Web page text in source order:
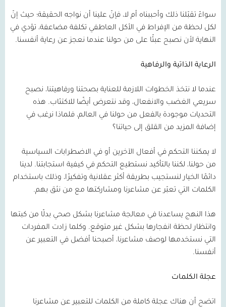
سواءً تقبّلنا ذلك وأحببناه أم لا، فإنّ علينا أن نواجه الحقيقة؛ حيث إنّ
لكل لحظة من الإفراط في الأكل العاطفي تكلفة مضاعفة، تؤدي في
النهاية لأن نصبح عبئًا على من حولنا عندما نعجز عن رعاية أنفسنا.
الرعاية الذاتية والرفاهية
عندما لا نتخذ الخطوات اللازمة للعناية بصحتنا ورفاهيتنا، نصبح
سريعي الغضب والانفعال، وقد نتعرض أيضًا للاكتئاب. هذه
التحديات موجودة بالفعل من حولنا في العالم، فلماذا نرغب في
إضافة المزيد من القلق إلى حياتنا؟
لا يمكننا التحكم في أفعال الآخرين أو في الاضطرابات السياسية
من حولنا، لكننا بالتأكيد نستطيع التحكم في كيفية استجابتنا. لدينا
دائمًا الخيار لنستجيب بطريقة أكثر عقلانية وتفكيرًا، وذلك باستخدام
الكلمات التي تعبّر عن مشاعرنا ومشاركتها مع من نثق بهم.
هذا النهج يساعدنا في معالجة مشاعرنا بشكل صحي بدلًا من كبتها
وانتظار لحظة انفجارها بشكل غير متوقع. وكلما زادت المفردات
التي نستخدمها لوصف مشاعرنا، أصبحنا أفضل في التعبير عن
أنفسنا.
عجلة الكلمات
اتضح أن هناك عجلة كاملة من الكلمات للتعبير عن مشاعرنا